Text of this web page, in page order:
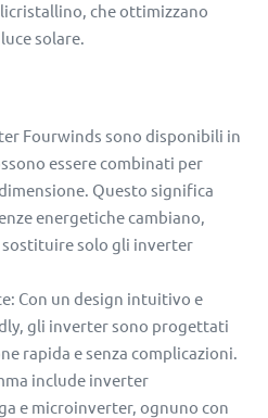
che ottimizzano
solare.
Fourwinds sono disponibili in
essere combinati per
Questo significa
energetiche cambiano,
solo gli inverter
Con un design intuitivo e
gli inverter sono progettati
rapida e senza complicazioni.
include inverter
e microinverter, ognuno con